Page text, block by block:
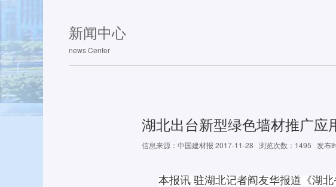
新闻中心
news Center
湖北出台新型绿色墙材推广应
信息来源：中国建材报 2017-11-28 浏览次数：1495 发布
本报讯 驻湖北记者阎友华报道《湖